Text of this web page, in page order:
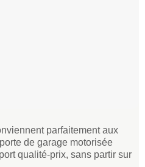
parfaitement aux
de garage motorisée
qualité-prix, sans partir sur